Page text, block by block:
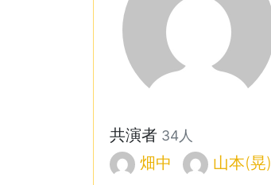
共演者 34人
畑中 山本(晃)